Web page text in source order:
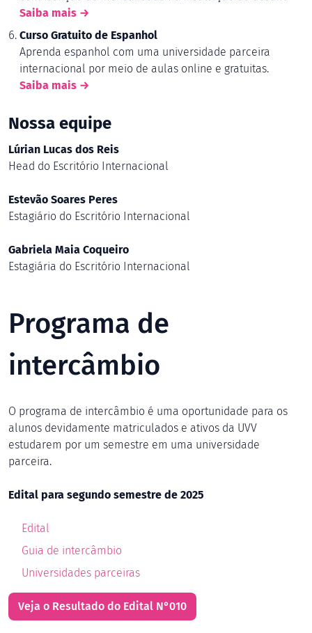
Saiba mais →
Curso Gratuito de Espanhol
Aprenda espanhol com uma universidade parceira
internacional por meio de aulas online e gratuitas.
Saiba mais →
Nossa equipe
Lúrian Lucas dos Reis
Head do Escritório Internacional
Estevão Soares Peres
Estagiário do Escritório Internacional
Gabriela Maia Coqueiro
Estagiária do Escritório Internacional
Programa de
intercâmbio
O programa de intercâmbio é uma oportunidade para os
alunos devidamente matriculados e ativos da UVV
estudarem por um semestre em uma universidade
parceira.
Edital para segundo semestre de 2025
Edital
Guia de intercâmbio
Universidades parceiras
Veja o Resultado do Edital N°010